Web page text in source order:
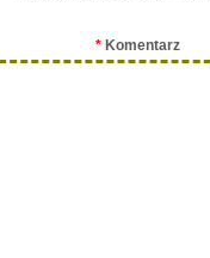
*Komentarz